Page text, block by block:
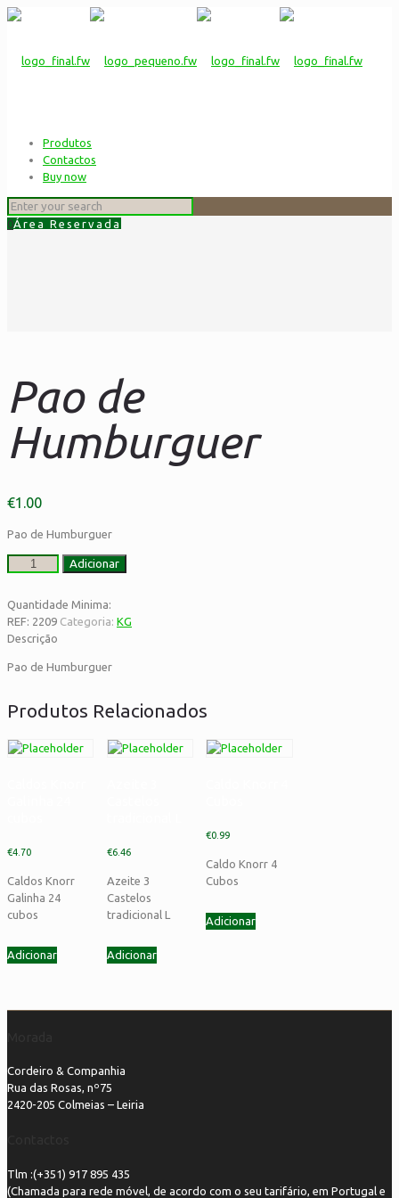
Produtos
Contactos
Buy now
0Área Reservada
Pao de
Humburguer
€1.00
Pao de Humburguer
Quantidade
de
Humburguer
Adicionar
Quantidade Minima:
REF: 2209 Categoria: KG
Descrição
Pao de Humburguer
Produtos Relacionados
€4.70
Caldos Knorr
Galinha 24
cubos
Adicionar
€6.46
Azeite 3
Castelos
tradicional L
Adicionar
€0.99
Caldo Knorr 4
Cubos
Adicionar
Cordeiro & Companhia
Rua das Rosas, nº75
2420-205 Colmeias – Leiria
Tlm :(+351) 917 895 435
(Chamada para rede móvel, de acordo com o seu tarifário, em Portugal e